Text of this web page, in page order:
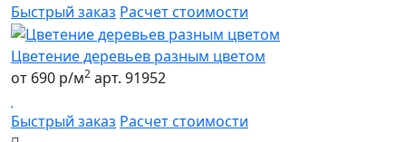
Быстрый заказ Расчет стоимости
Цветение деревьев разным цветом
от 690 р/м2 арт. 91952
Быстрый заказ Расчет стоимости